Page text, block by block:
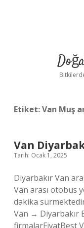
Etiket:Van Muş
Van
Tarih: Ocak 1, 2025
Diyarbakır Van
Van arası otobüs
dakika
Van → Diyarbakır
firmalarFiyatBest